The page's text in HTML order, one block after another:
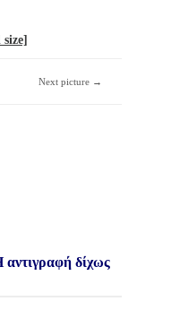
Next picture →
δίχως